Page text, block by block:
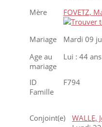
Mère
FOVETZ,
Mariage
Mardi 09
Age au
mariage
Lui : 44
ID
Famille
F794
Conjoint(e) WALLE,